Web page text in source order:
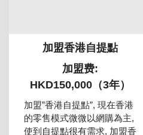
加盟香港自提點
加盟费:
HKD150,000（3年）
加盟”香港自提點”, 現在香港
的零售模式微微以網購為主,
使到自提點很有需求, 加盟香